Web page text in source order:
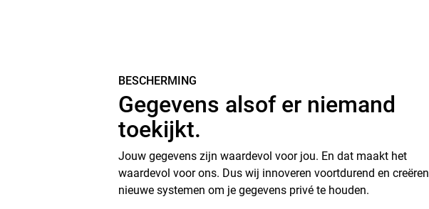
BESCHERMING
Gegevens alsof er niemand
toekijkt.
Jouw gegevens zijn waardevol voor jou. En dat maakt het
waardevol voor ons. Dus wij innoveren voortdurend en creëren
nieuwe systemen om je gegevens privé te houden.